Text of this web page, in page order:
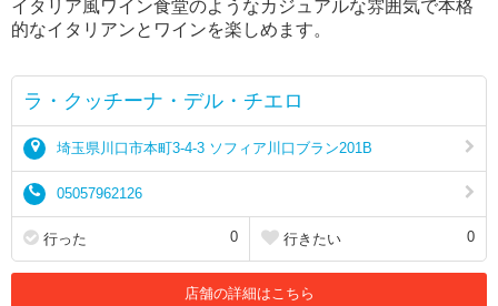
イタリア風ワイン食堂のようなカジュアルな雰囲気で本格
的なイタリアンとワインを楽しめます。
ラ・クッチーナ・デル・チエロ
埼玉県川口市本町3-4-3 ソフィア川口ブラン201B
05057962126
行った 0 行きたい 0
店舗の詳細はこちら